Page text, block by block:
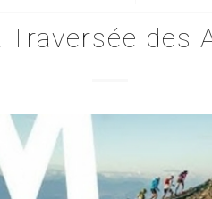
Traversée des